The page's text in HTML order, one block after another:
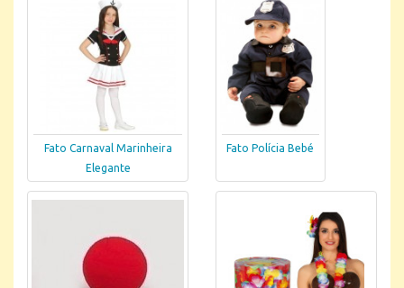
Fato Carnaval Marinheira
Elegante
Fato Polícia Bebé